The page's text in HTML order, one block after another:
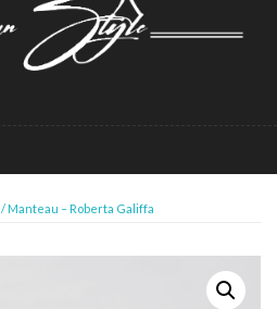
/ Manteau – Roberta Galiffa